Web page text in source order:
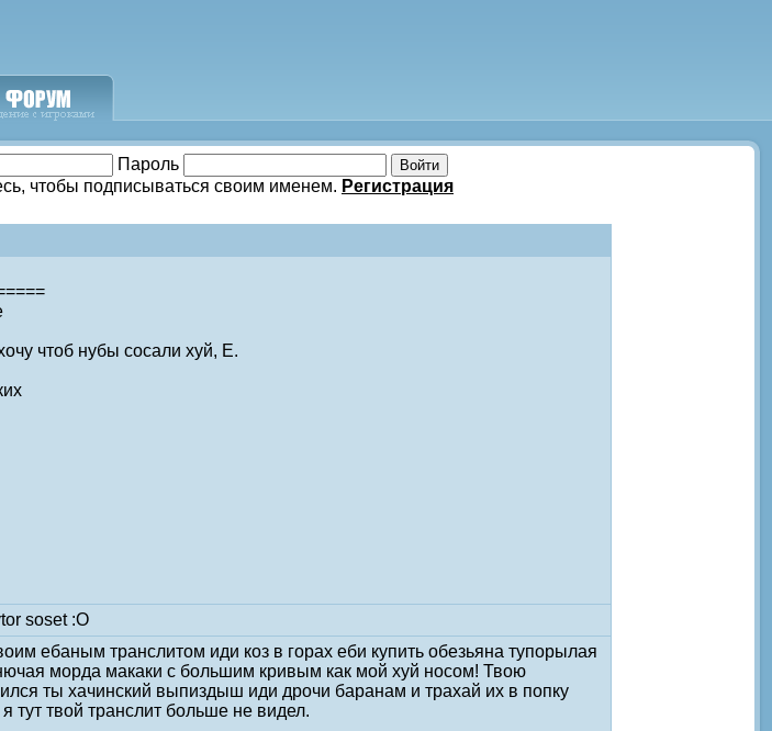
Пароль
чтобы подписываться своим именем. Регистрация
чтоб нубы сосали хуй, Е.
soset :O
ебаным транслитом иди коз в горах еби купить обезьяна тупорылая
морда макаки с большим кривым как мой хуй носом! Твою
ты хачинский выпиздыш иди дрочи баранам и трахай их в попку
тут твой транслит больше не видел.